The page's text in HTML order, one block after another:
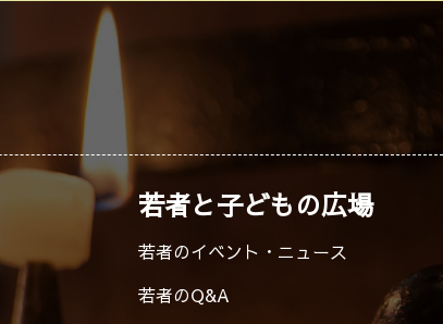
若者と子どもの広場
若者のイベント・ニュース
若者のQ&A